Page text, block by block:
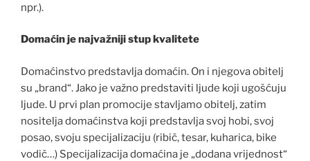
npr.).
Domaćin je najvažniji stup kvalitete
Domaćinstvo predstavlja domaćin. On i njegova obitelj
su „brand“. Jako je važno predstaviti ljude koji ugošćuju
ljude. U prvi plan promocije stavljamo obitelj, zatim
nositelja domaćinstva koji predstavlja svoj hobi, svoj
posao, svoju specijalizaciju (ribič, tesar, kuharica, bike
vodič…) Specijalizacija domaćina je „dodana vrijednost“